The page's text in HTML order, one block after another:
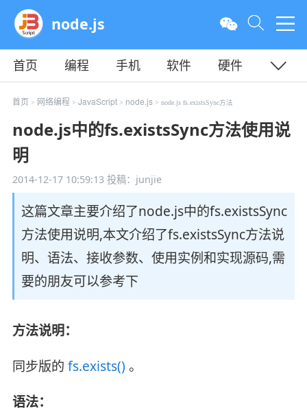
node.js
首页 编程 手机 软件
硬件
教程
平面 服务器
首页 > 网络编程 > JavaScript> node.js> node.js fs.existsSync方法
node.js中的fs.existsSync方法使用说
明
2014-12-17 10:59:13投稿：junjie
这篇文章主要介绍了node.js中的fs.existsSync
方法使用说明,本文介绍了fs.existsSync方法说
明、语法、接收参数、使用实例和实现源码,需
要的朋友可以参考下
方法说明：
同步版的 fs.exists() 。
语法：